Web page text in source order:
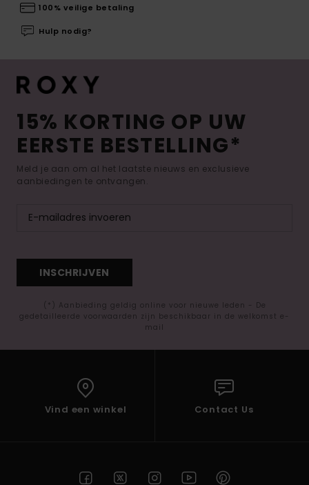
100% veilige betaling
Hulp nodig?
15% KORTING OP UW
EERSTE BESTELLING*
Meld je aan om al het laatste nieuws en exclusieve
aanbiedingen te ontvangen.
INSCHRIJVEN
(*) Aanbieding geldig online voor nieuwe leden - De
gedetailleerde voorwaarden zijn beschikbaar in de welkomst e-
mail
Vind een winkel Contact Us